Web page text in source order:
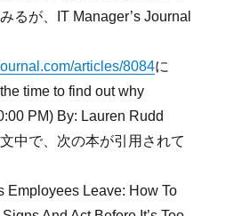
るが、IT Manager’s Journal
articles/8084に
time to find out why
PM) By: Lauren Rudd
中で、次の本が引用されて
Employees Leave: How To